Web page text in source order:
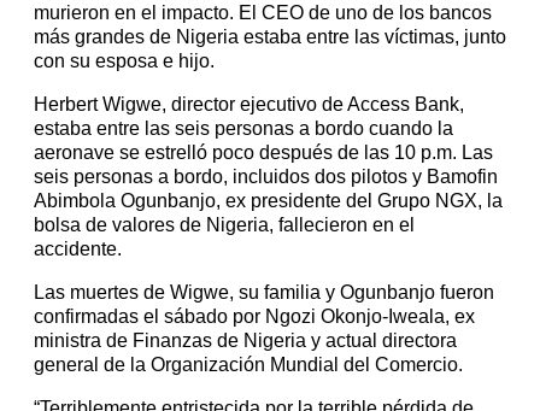
murieron en el impacto. El CEO de uno de los bancos
más grandes de Nigeria estaba entre las víctimas, junto
con su esposa e hijo.
Herbert Wigwe, director ejecutivo de Access Bank,
estaba entre las seis personas a bordo cuando la
aeronave se estrelló poco después de las 10 p.m. Las
seis personas a bordo, incluidos dos pilotos y Bamofin
Abimbola Ogunbanjo, ex presidente del Grupo NGX, la
bolsa de valores de Nigeria, fallecieron en el
accidente.
Las muertes de Wigwe, su familia y Ogunbanjo fueron
confirmadas el sábado por Ngozi Okonjo-Iweala, ex
ministra de Finanzas de Nigeria y actual directora
general de la Organización Mundial del Comercio.